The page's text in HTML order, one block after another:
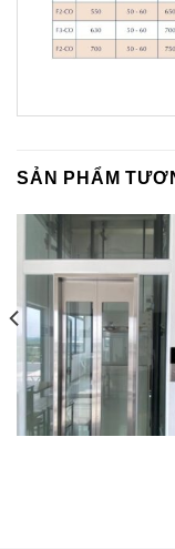
SẢN PHẨM